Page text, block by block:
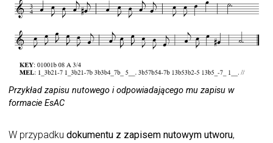
Przykład zapisu nutowego i odpowiadającego mu zapisu w
formacie EsAC
W przypadku dokumentu z zapisem nutowym utworu,